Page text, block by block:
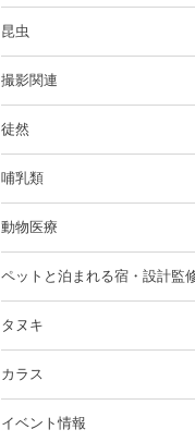
昆虫
撮影関連
徒然
哺乳類
動物医療
ペットと泊まれる宿・設計監
タヌキ
カラス
イベント情報